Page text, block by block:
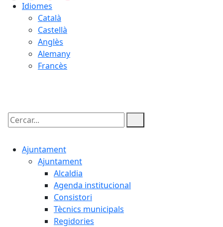
Idiomes
Català
Castellà
Anglès
Alemany
Francès
Cercar:
Ajuntament
Ajuntament
Alcaldia
Agenda institucional
Consistori
Tècnics municipals
Regidories